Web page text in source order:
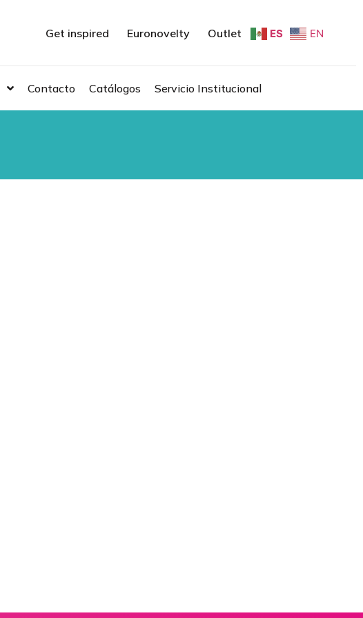
Get inspired Euronovelty Outlet ES EN
Contacto Catálogos Servicio Institucional